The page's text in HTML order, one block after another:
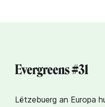
Evergreens #31
Lëtzebuerg an Europa